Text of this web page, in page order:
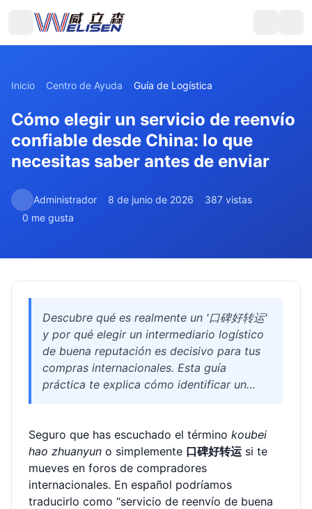
Inicio Centro de Ayuda Guía de Logística
Cómo elegir un servicio de reenvío
confiable desde China: lo que
necesitas saber antes de enviar
Administrador 8 de junio de 2026
387 vistas
0 me gusta
Descubre qué es realmente un '口碑好转运'
y por qué elegir un intermediario logístico
de buena reputación es decisivo para tus
compras internacionales. Esta guía
práctica te explica cómo identificar un
proveedores y cómo evitar errores
comunes al traer paquetes desde China.
Con ejemplos reales, tabla comparativa de
métodos de envío y respuestas a las dudas
más frecuentes, tendrás la información
Seguro que has escuchado el término koubei
hao zhuanyun o simplemente 口碑好转运 si te
mueves en foros de compradores
internacionales. En español podríamos
traducirlo como “servicio de reenvío de buena